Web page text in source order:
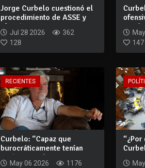
Jorge Curbelo cuestionó el
procedimiento de ASSE y
afirmó qu...
Jul 28 2026
362
128
147
RECIENTES
Curbelo: “Capaz que
burocráticamente tenían
razón, pero dest...
May 06 2026
1176